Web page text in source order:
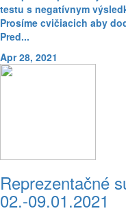
testu s negatívnym
Prosíme cvičiacich aby
Pred...
Apr 28, 2021
Reprezentačné
02.-09.01.2021